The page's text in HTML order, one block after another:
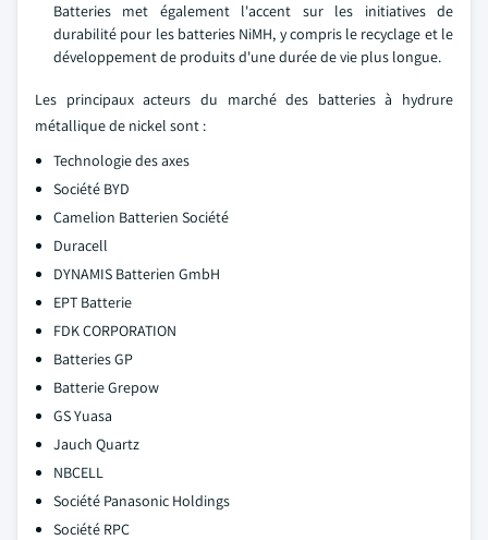
Batteries met également l'accent sur les initiatives de
durabilité pour les batteries NiMH, y compris le recyclage et le
développement de produits d'une durée de vie plus longue.
Les principaux acteurs du marché des batteries à hydrure
métallique de nickel sont :
Technologie des axes
Société BYD
Camelion Batterien Société
Duracell
DYNAMIS Batterien GmbH
EPT Batterie
FDK CORPORATION
Batteries GP
Batterie Grepow
GS Yuasa
Jauch Quartz
NBCELL
Société Panasonic Holdings
Société RPC